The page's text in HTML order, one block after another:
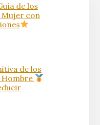
de los
Mujer con
de los
Hombre